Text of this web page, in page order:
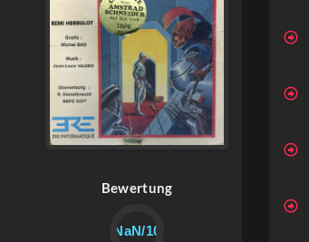
Bewertung
NaN/10